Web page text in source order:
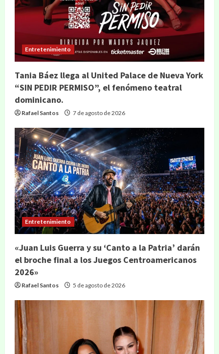
Entretenimiento
Tania Báez llega al United Palace de Nueva York
“SIN PEDIR PERMISO”, el fenómeno teatral
dominicano.
Rafael Santos 7 de agosto de 2026
Entretenimiento
«Juan Luis Guerra y su ‘Canto a la Patria’ darán
el broche final a los Juegos Centroamericanos
2026»
Rafael Santos 5 de agosto de 2026